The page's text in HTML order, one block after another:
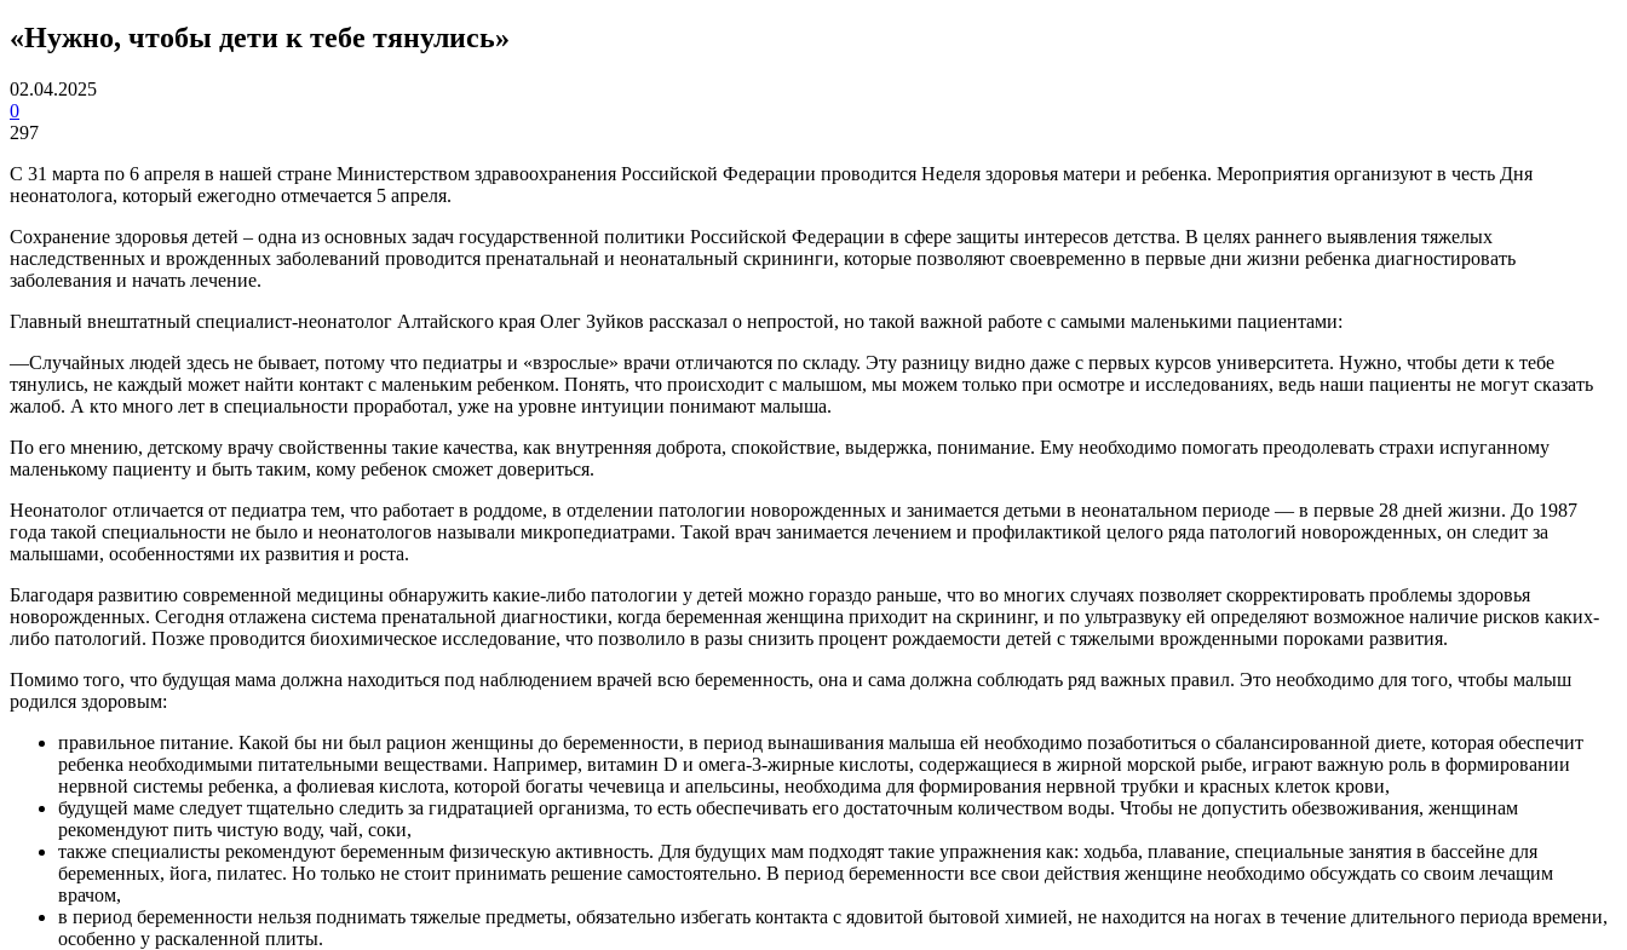
«Нужно, чтобы дети к тебе тянулись»
02.04.2025
0
297
С 31 марта по 6 апреля в нашей стране Министерством здравоохранения Российской Федерации проводится Неделя здоровья матери и ребенка. Мероприятия организуют в честь Дня
неонатолога, который ежегодно отмечается 5 апреля.
Сохранение здоровья детей – одна из основных задач государственной политики Российской Федерации в сфере защиты интересов детства. В целях раннего выявления тяжелых
наследственных и врожденных заболеваний проводится пренатальнай и неонатальный скрининги, которые позволяют своевременно в первые дни жизни ребенка диагностировать
заболевания и начать лечение.
Главный внештатный специалист-неонатолог Алтайского края Олег Зуйков рассказал о непростой, но такой важной работе с самыми маленькими пациентами:
—Случайных людей здесь не бывает, потому что педиатры и «взрослые» врачи отличаются по складу. Эту разницу видно даже с первых курсов университета. Нужно, чтобы дети к тебе
тянулись, не каждый может найти контакт с маленьким ребенком. Понять, что происходит с малышом, мы можем только при осмотре и исследованиях, ведь наши пациенты не могут сказать
жалоб. А кто много лет в специальности проработал, уже на уровне интуиции понимают малыша.
По его мнению, детскому врачу свойственны такие качества, как внутренняя доброта, спокойствие, выдержка, понимание. Ему необходимо помогать преодолевать страхи испуганному
маленькому пациенту и быть таким, кому ребенок сможет довериться.
Неонатолог отличается от педиатра тем, что работает в роддоме, в отделении патологии новорожденных и занимается детьми в неонатальном периоде — в первые 28 дней жизни. До 1987
года такой специальности не было и неонатологов называли микропедиатрами. Такой врач занимается лечением и профилактикой целого ряда патологий новорожденных, он следит за
малышами, особенностями их развития и роста.
Благодаря развитию современной медицины обнаружить какие-либо патологии у детей можно гораздо раньше, что во многих случаях позволяет скорректировать проблемы здоровья
новорожденных. Сегодня отлажена система пренатальной диагностики, когда беременная женщина приходит на скрининг, и по ультразвуку ей определяют возможное наличие рисков каких-
либо патологий. Позже проводится биохимическое исследование, что позволило в разы снизить процент рождаемости детей с тяжелыми врожденными пороками развития.
Помимо того, что будущая мама должна находиться под наблюдением врачей всю беременность, она и сама должна соблюдать ряд важных правил. Это необходимо для того, чтобы малыш
родился здоровым:
правильное питание. Какой бы ни был рацион женщины до беременности, в период вынашивания малыша ей необходимо позаботиться о сбалансированной диете, которая обеспечит
ребенка необходимыми питательными веществами. Например, витамин D и омега-3-жирные кислоты, содержащиеся в жирной морской рыбе, играют важную роль в формировании
нервной системы ребенка, а фолиевая кислота, которой богаты чечевица и апельсины, необходима для формирования нервной трубки и красных клеток крови,
будущей маме следует тщательно следить за гидратацией организма, то есть обеспечивать его достаточным количеством воды. Чтобы не допустить обезвоживания, женщинам
рекомендуют пить чистую воду, чай, соки,
также специалисты рекомендуют беременным физическую активность. Для будущих мам подходят такие упражнения как: ходьба, плавание, специальные занятия в бассейне для
беременных, йога, пилатес. Но только не стоит принимать решение самостоятельно. В период беременности все свои действия женщине необходимо обсуждать со своим лечащим
врачом,
в период беременности нельзя поднимать тяжелые предметы, обязательно избегать контакта с ядовитой бытовой химией, не находится на ногах в течение длительного периода времени,
особенно у раскаленной плиты.